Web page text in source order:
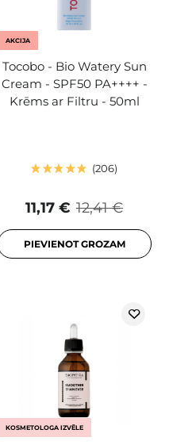
AKCIJA
Tocobo - Bio Watery Sun
Cream - SPF50 PA++++ -
Krēms ar Filtru - 50ml
206
12,41 €
11,17 €
PIEVIENOT GROZAM
KOSMETOLOGA IZVĒLE